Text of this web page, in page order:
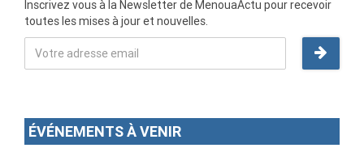
Inscrivez vous à la Newsletter de MenouaActu pour recevoir
toutes les mises à jour et nouvelles.
ÉVÉNEMENTS À VENIR